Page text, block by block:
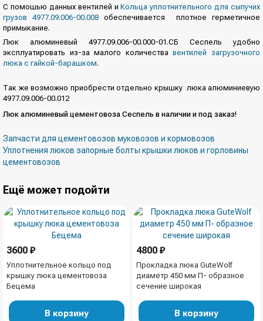
С помошью данных вентилей иКольца уплотнительного для сыпучих
грузов 4977.09.006-00.008 обеспечивается плотное герметичное
примыкание.
Люк алюминевый 4977.09.006-00.000-01.СБ Сеспель удобно
эксплуатировать из-за малого количествавентилей загрузочного
люка с гайкой-барашком.
Так же возможно приобрести отдельно крышку люка алюминиевую
4977.09.006-00.012
Люк алюминевый цементовоза Сеспель в наличии и под заказ!
Запчасти для цементовозов муковозов и кормовозов
Уплотнения люков запорные болты крышки люков и горловины
цементовозов
Ещё может подойти
3600 ₽
Уплотнительное кольцо под
крышку люка цементовоза
Бецема
В корзину
4800 ₽
Прокладка люка GuteWolf
диаметр 450 мм П- образное
сечение широкая
В корзину